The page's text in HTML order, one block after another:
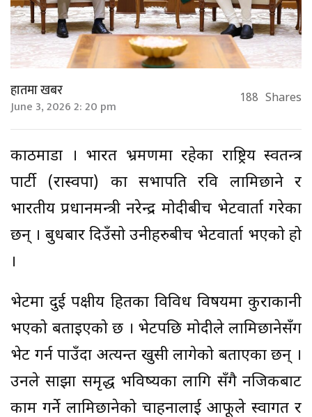
हातमा खबर
June 3, 2026 2: 20 pm 188 Shares
काठमाडौं । भारत भ्रमणमा रहेका राष्ट्रिय स्वतन्त्र
पार्टी (रास्वपा) का सभापति रवि लामिछाने र
भारतीय प्रधानमन्त्री नरेन्द्र मोदीबीच भेटवार्ता गरेका
छन् । बुधबार दिउँसो उनीहरुबीच भेटवार्ता भएको हो
।
भेटमा दुई पक्षीय हितका विविध विषयमा कुराकानी
भएको बताइएको छ । भेटपछि मोदीले लामिछानेसँग
भेट गर्न पाउँदा अत्यन्त खुसी लागेको बताएका छन् ।
उनले साझा समृद्ध भविष्यका लागि सँगै नजिकबाट
काम गर्ने लामिछानेको चाहनालाई आफूले स्वागत र